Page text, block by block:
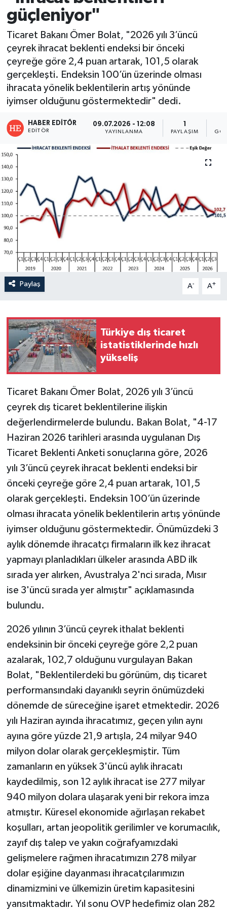
güçleniyor"
Ticaret Bakanı Ömer Bolat, "2026 yılı 3’üncü
çeyrek ihracat beklenti endeksi bir önceki
çeyreğe göre 2,4 puan artarak, 101,5 olarak
gerçekleşti. Endeksin 100’ün üzerinde olması
ihracata yönelik beklentilerin artış yönünde
iyimser olduğunu göstermektedir" dedi.
HABER EDITÖR
EDITÖR
09.07.2026 - 12:08
YAYINLANMA PAYLAŞIM
Paylaş A- A+
Türkiye dış ticaret
istatistiklerinde hızlı
yükseliş
Ticaret Bakanı Ömer Bolat, 2026 yılı 3’üncü
çeyrek dış ticaret beklentilerine ilişkin
değerlendirmelerde bulundu. Bakan Bolat, "4-17
Haziran 2026 tarihleri arasında uygulanan Dış
Ticaret Beklenti Anketi sonuçlarına göre, 2026
yılı 3’üncü çeyrek ihracat beklenti endeksi bir
önceki çeyreğe göre 2,4 puan artarak, 101,5
olarak gerçekleşti. Endeksin 100’ün üzerinde
olması ihracata yönelik beklentilerin artış yönünde
iyimser olduğunu göstermektedir. Önümüzdeki 3
aylık dönemde ihracatçı firmaların ilk kez ihracat
yapmayı planladıkları ülkeler arasında ABD ilk
sırada yer alırken, Avustralya 2'nci sırada, Mısır
ise 3'üncü sırada yer almıştır" açıklamasında
bulundu.
2026 yılının 3’üncü çeyrek ithalat beklenti
endeksinin bir önceki çeyreğe göre 2,2 puan
azalarak, 102,7 olduğunu vurgulayan Bakan
Bolat, "Beklentilerdeki bu görünüm, dış ticaret
performansındaki dayanıklı seyrin önümüzdeki
dönemde de süreceğine işaret etmektedir. 2026
yılı Haziran ayında ihracatımız, geçen yılın aynı
ayına göre yüzde 21,9 artışla, 24 milyar 940
milyon dolar olarak gerçekleşmiştir. Tüm
zamanların en yüksek 3'üncü aylık ihracatı
kaydedilmiş, son 12 aylık ihracat ise 277 milyar
940 milyon dolara ulaşarak yeni bir rekora imza
atmıştır. Küresel ekonomide ağırlaşan rekabet
koşulları, artan jeopolitik gerilimler ve korumacılık,
zayıf dış talep ve yakın coğrafyamızdaki
gelişmelere rağmen ihracatımızın 278 milyar
dolar eşiğine dayanması ihracatçılarımızın
dinamizmini ve ülkemizin üretim kapasitesini
yansıtmaktadır. Yıl sonu OVP hedefimiz olan 282